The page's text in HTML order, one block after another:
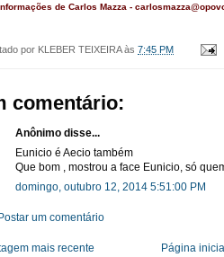
de Carlos Mazza -
por KLEBER TEIXEIRA às 7:45 PM
comentário:
Anônimo disse...
Eunicio é Aecio também
Que bom , mostrou a face Eunicio, só
domingo, outubro 12, 2014 5:51:00 PM
Postar um comentário
mais recente
Página inicial